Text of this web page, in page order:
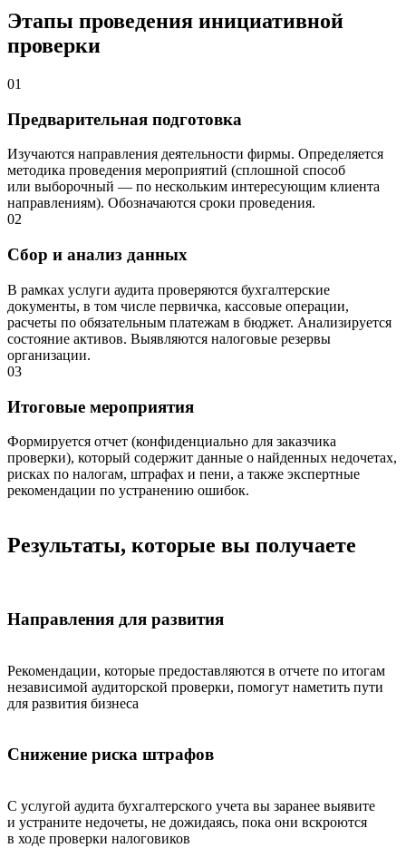
Этапы проведения инициативной
проверки
01
Предварительная подготовка
Изучаются направления деятельности фирмы. Определяется
методика проведения мероприятий (сплошной способ
или выборочный — по нескольким интересующим клиента
направлениям). Обозначаются сроки проведения.
02
Сбор и анализ данных
В рамках услуги аудита проверяются бухгалтерские
документы, в том числе первичка, кассовые операции,
расчеты по обязательным платежам в бюджет. Анализируется
состояние активов. Выявляются налоговые резервы
организации.
03
Итоговые мероприятия
Формируется отчет (конфиденциально для заказчика
проверки), который содержит данные о найденных недочетах,
рисках по налогам, штрафах и пени, а также экспертные
рекомендации по устранению ошибок.
Результаты, которые вы получаете
Направления для развития
Рекомендации, которые предоставляются в отчете по итогам
независимой аудиторской проверки, помогут наметить пути
для развития бизнеса
Снижение риска штрафов
С услугой аудита бухгалтерского учета вы заранее выявите
и устраните недочеты, не дожидаясь, пока они вскроются
в ходе проверки налоговиков